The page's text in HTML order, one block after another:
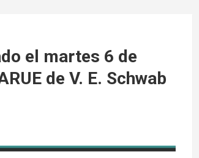
el martes 6 de
de V. E. Schwab